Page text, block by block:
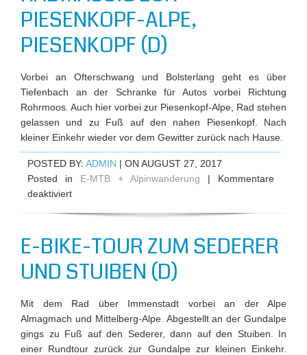
IESENKOPF-ALPE, P
IESENKOPF (D)
Vorbei an Ofterschwang und Bolsterlang geht es über
Tiefenbach an der Schranke für Autos vorbei Richtung
Rohrmoos. Auch hier vorbei zur Piesenkopf-Alpe, Rad stehen
gelassen und zu Fuß auf den nahen Piesenkopf. Nach
kleiner Einkehr wieder vor dem Gewitter zurück nach Hause.
POSTED BY: ADMIN | ON AUGUST 27, 2017
Posted in E-MTB + Alpinwanderung | Kommentare
deaktiviertfür
Piesenkopf-
Alpe,
Piesenkopf
E-BIKE-TOUR ZUM SEDERER
UND STUIBEN (D)
Mit dem Rad über Immenstadt vorbei an der Alpe
Almagmach und Mittelberg-Alpe. Abgestellt an der Gundalpe
gings zu Fuß auf den Sederer, dann auf den Stuiben. In
einer Rundtour zurück zur Gundalpe zur kleinen Einkehr.